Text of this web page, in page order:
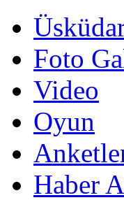
Foto
Video
Oyun
Haber